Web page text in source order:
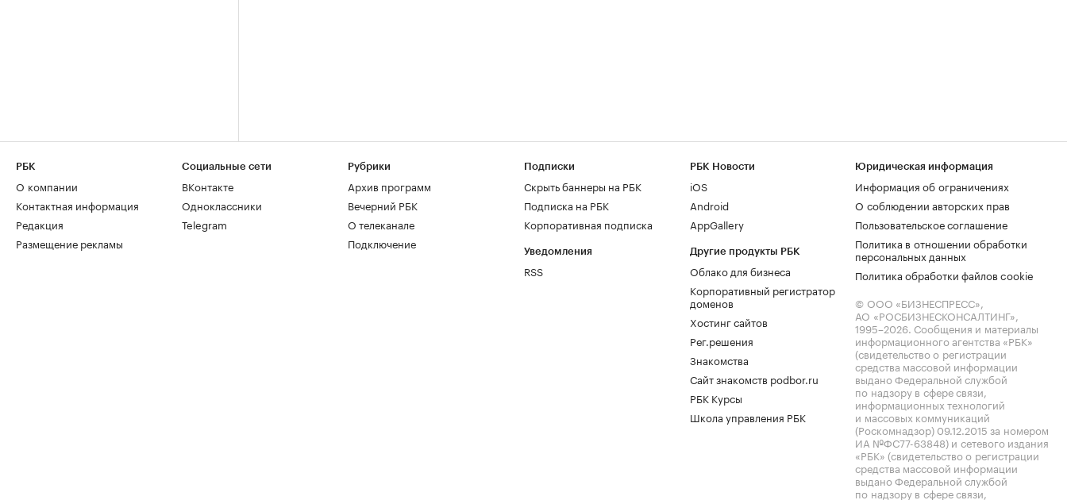
РБК
О компании
Контактная информация
Редакция
Размещение рекламы
Социальные сети
ВКонтакте
Одноклассники
Telegram
Рубрики
Архив программ
Вечерний РБК
О телеканале
Подключение
Подписки
Скрыть баннеры на РБК
Подписка на РБК
Корпоративная подписка
Уведомления
RSS
РБК Новости
iOS
Android
AppGallery
Другие продукты РБК
Облако для бизнеса
Корпоративный регистратор
доменов
Хостинг сайтов
Рег.решения
Знакомства
Сайт знакомств podbor.ru
РБК Курсы
Школа управления РБК
Юридическая информация
Информация об ограничениях
О соблюдении авторских прав
Пользовательское соглашение
Политика в отношении обработки
персональных данных
Политика обработки файлов cookie
© ООО «БИЗНЕСПРЕСС»,
АО «РОСБИЗНЕСКОНСАЛТИНГ»,
1995–2026. Сообщения и материалы
информационного агентства «РБК»
(свидетельство о регистрации
средства массовой информации
выдано Федеральной службой
по надзору в сфере связи,
информационных технологий
и массовых коммуникаций
(Роскомнадзор) 09.12.2015 за номером
ИА №ФС77-63848) и сетевого издания
«РБК» (свидетельство о регистрации
средства массовой информации
выдано Федеральной службой
по надзору в сфере связи,